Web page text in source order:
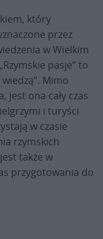
który
przez
w Wielkim
pasje” to
Mimo
jest ona cały czas
i turyści
w czasie
rzymskich
także w
przygotowania do